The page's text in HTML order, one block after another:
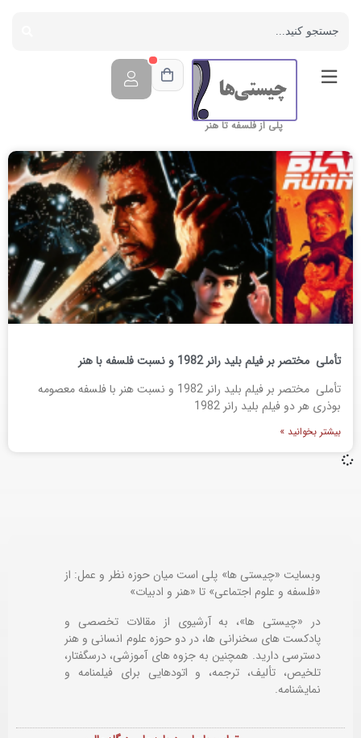
پلی از فلسفه تا هنر
تأملی مختصر بر فیلم بلید رانر 1982 و نسبت فلسفه با هنر
تأملی مختصر بر فیلم بلید رانر 1982 و نسبت هنر با فلسفه معصومه
بوذری هر دو فیلم بلید رانر 1982
بیشتر بخوانید »
وبسایت «چیستی ها» پلی است میان حوزه نظر و عمل: از
«فلسفه و علوم اجتماعی» تا «هنر و ادبیات»
در «چیستی ها»، به آرشیوی از مقالات تخصصی و
پادکست های سخنرانی ها، در دو حوزه علوم انسانی و هنر
دسترسی دارید. همچنین به جزوه های آموزشی، درسگفتار،
تلخیص، تألیف، ترجمه، و اتودهایی برایفیلمنامه و
نمایشنامه.